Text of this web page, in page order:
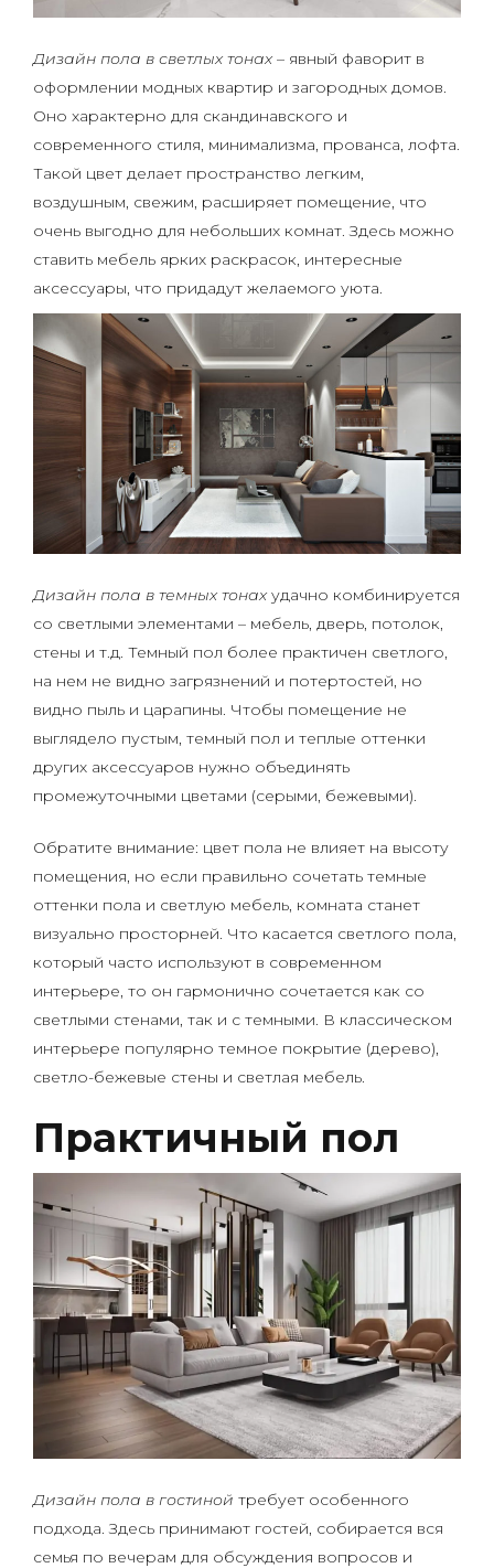
Дизайн пола в светлых тонах– явный фаворит в
оформлении модных квартир и загородных домов.
Оно характерно для скандинавского и
современного стиля, минимализма, прованса, лофта.
Такой цвет делает пространство легким,
воздушным, свежим, расширяет помещение, что
очень выгодно для небольших комнат. Здесь можно
ставить мебель ярких раскрасок, интересные
аксессуары, что придадут желаемого уюта.
Дизайн пола в темных тонахудачно комбинируется
со светлыми элементами – мебель, дверь, потолок,
стены и т.д. Темный пол более практичен светлого,
на нем не видно загрязнений и потертостей, но
видно пыль и царапины. Чтобы помещение не
выглядело пустым, темный пол и теплые оттенки
других аксессуаров нужно объединять
промежуточными цветами (серыми, бежевыми).
Обратите внимание: цвет пола не влияет на высоту
помещения, но если правильно сочетать темные
оттенки пола и светлую мебель, комната станет
визуально просторней. Что касается светлого пола,
который часто используют в современном
интерьере, то он гармонично сочетается как со
светлыми стенами, так и с темными. В классическом
интерьере популярно темное покрытие (дерево),
светло-бежевые стены и светлая мебель.
Практичный пол
Дизайн пола в гостиной требует особенного
подхода. Здесь принимают гостей, собирается вся
семья по вечерам для обсуждения вопросов и